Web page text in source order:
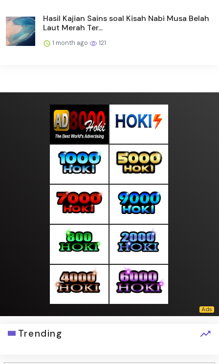
Hasil Kajian Sains soal Kisah Nabi Musa Belah
Laut Merah Ter...
1 month ago 121
Trending